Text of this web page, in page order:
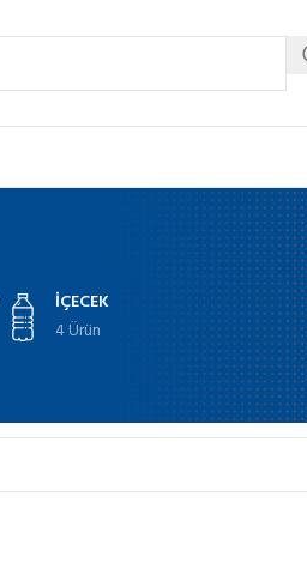
İÇECEK
4 Ürün